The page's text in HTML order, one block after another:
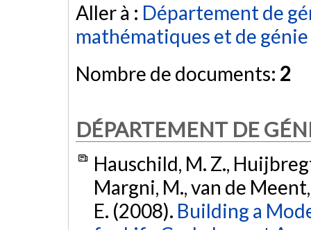
Aller à : Département de
mathématiques et de
Nombre de documents: 2
DÉPARTEMENT DE
Hauschild, M. Z.,
Margni, M., van de
E. (2008). Building a